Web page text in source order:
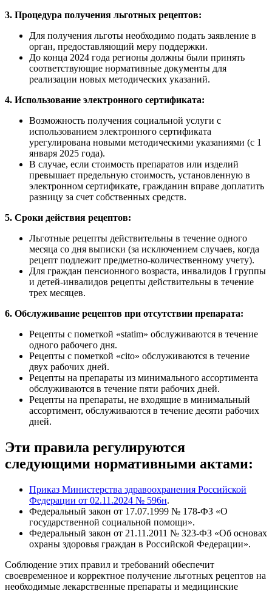
3. Процедура получения льготных рецептов:
Для получения льготы необходимо подать заявление в
орган, предоставляющий меру поддержки.
До конца 2024 года регионы должны были принять
соответствующие нормативные документы для
реализации новых методических указаний.
4. Использование электронного сертификата:
Возможность получения социальной услуги с
использованием электронного сертификата
урегулирована новыми методическими указаниями (с 1
января 2025 года).
В случае, если стоимость препаратов или изделий
превышает предельную стоимость, установленную в
электронном сертификате, гражданин вправе доплатить
разницу за счет собственных средств.
5. Сроки действия рецептов:
Льготные рецепты действительны в течение одного
месяца со дня выписки (за исключением случаев, когда
рецепт подлежит предметно-количественному учету).
Для граждан пенсионного возраста, инвалидов I группы
и детей-инвалидов рецепты действительны в течение
трех месяцев.
6. Обслуживание рецептов при отсутствии препарата:
Рецепты с пометкой «statim» обслуживаются в течение
одного рабочего дня.
Рецепты с пометкой «cito» обслуживаются в течение
двух рабочих дней.
Рецепты на препараты из минимального ассортимента
обслуживаются в течение пяти рабочих дней.
Рецепты на препараты, не входящие в минимальный
ассортимент, обслуживаются в течение десяти рабочих
дней.
Эти правила регулируются
следующими нормативными актами:
Приказ Министерства здравоохранения Российской
Федерации от 02.11.2024 № 596н.
Федеральный закон от 17.07.1999 № 178-ФЗ «О
государственной социальной помощи».
Федеральный закон от 21.11.2011 № 323-ФЗ «Об основах
охраны здоровья граждан в Российской Федерации».
Соблюдение этих правил и требований обеспечит
своевременное и корректное получение льготных рецептов на
необходимые лекарственные препараты и медицинские